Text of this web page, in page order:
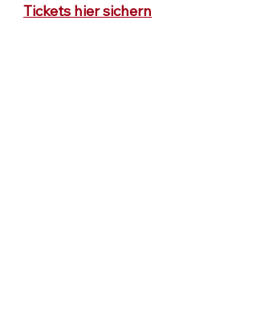
Tickets hier sichern